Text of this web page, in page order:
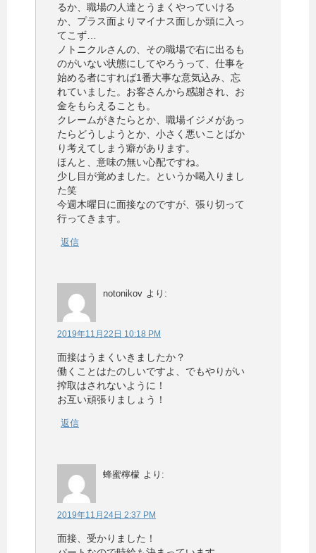
るか、職場の人達とうまくやっていける
か、プラス面よりマイナス面しか頭に入っ
てこず…
ノトニクルさんの、その職場で右に出るも
のがいない状態にしてやろうって、仕事を
始める者にすれば1番大事な意気込み、忘
れていました。お客さんから感謝され、お
金をもらえることも。
クレームがきたらとか、職場イジメがあっ
たらどうしようとか、小さく悪いことばか
り考えてしまう癖があります。
ほんと、意味の無い心配ですね。
少し目が覚めました。というか喝入りまし
た笑
今週木曜日に面接なのですが、張り切って
行ってきます。
返信
notonikov より:
2019年11月22日 10:18 PM
面接はうまくいきましたか？
働くことはたのしいですよ、でもやりがい
搾取はされないように！
お互い頑張りましょう！
返信
蜂蜜檸檬 より:
2019年11月24日 2:37 PM
面接、受かりました！